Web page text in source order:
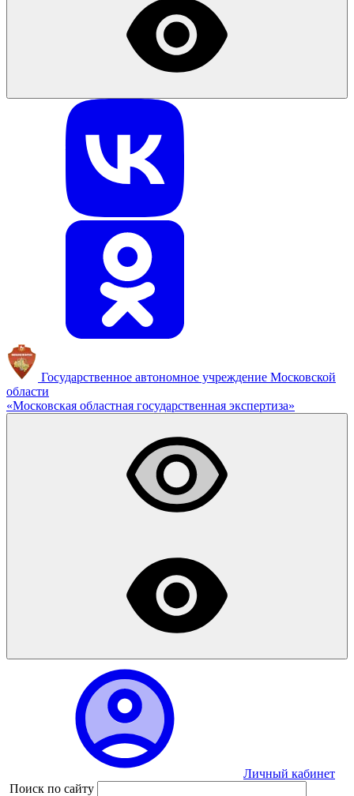
Государственное автономное учреждение Московской
области
«Московская областная государственная экспертиза»
Личный кабинет
Поиск по сайту